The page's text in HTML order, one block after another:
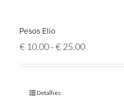
Pesos Elio
€ 10.00–€25.00
Detalhes